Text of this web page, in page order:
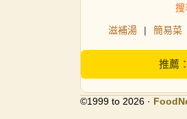
搜
滋補湯 | 簡易菜
推薦：
©1999 to 2026 ·